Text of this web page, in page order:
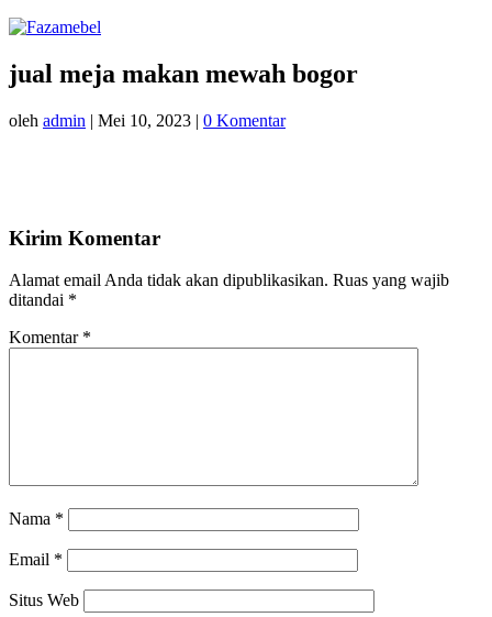
jual meja makan mewah bogor
oleh admin | Mei 10, 2023 | 0 Komentar
Kirim Komentar
Alamat email Anda tidak akan dipublikasikan. Ruas yang wajib
ditandai *
Komentar *
Nama *
Email *
Situs Web